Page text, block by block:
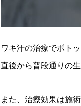
ワキ汗の治療でボト
直後から普段通りの
また、治療効果は施